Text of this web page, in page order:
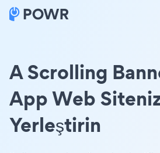
A Scrolling
App Web
Yerleştirin